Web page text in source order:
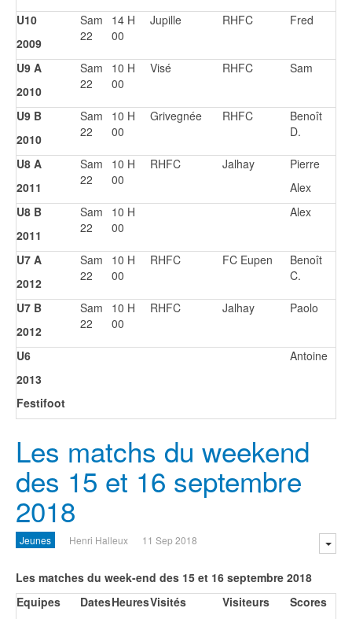
U10
2009
Sam
22
14 H
00
Jupille RHFC Fred
U9 A
2010
Sam
22
10 H
00
Visé RHFC Sam
U9 B
2010
Sam
22
10 H
00
Grivegnée RHFC
Benoît
D.
U8 A
2011
Sam
22
10 H
00
RHFC Jalhay
Pierre
Alex
U8 B
2011
Sam
22
10 H
00
Alex
U7 A
2012
Sam
22
10 H
00
RHFC FC Eupen
Benoît
C.
U7 B
2012
Sam
22
10 H
00
RHFC Jalhay Paolo
U6
2013
Festifoot
Antoine
Les matchs du weekend
des 15 et 16 septembre
2018
Jeunes Henri Halleux 11 Sep 2018
Les matches du week-end des 15 et 16 septembre 2018
Equipes
DatesHeuresVisités Visiteurs Scores